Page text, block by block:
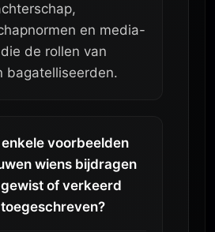
en media-
de rollen van
bagatelliseerden.
voorbeelden
wiens bijdragen
of verkeerd